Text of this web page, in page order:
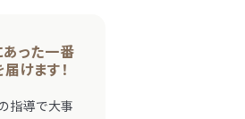
LITALICO発達ナビ
った一番
けます！
指導で大事